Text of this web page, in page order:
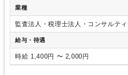
トで行いますし、個人は一人での担
または先輩社員がダブルチェックを
年間20～30件行っております。手を
です！・相続業務に関しては手伝っ
すが、お客様対応の責任はすべて代
の対応は一切ございません。 【就業
12月～2024年5月を予定しています。
業種
監査法人・税理士法人・コンサルテ
所）
給与・待遇
時給 1,400円 〜 2,000円